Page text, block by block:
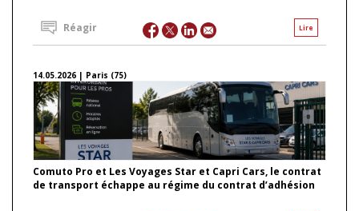
Lire
Réagir
14.05.2026 | Paris (75)
Comuto Pro et Les Voyages Star et Capri Cars, le contrat
de transport échappe au régime du contrat d’adhésion